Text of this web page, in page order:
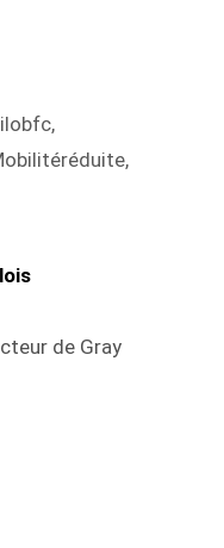
,
,
de Gray